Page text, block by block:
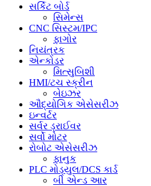
સર્કિટ બોર્ડ
સિમેન્સ
CNC સિસ્ટમ/IPC
ફાગોર
નિયંત્રક
એન્કોડર
મિત્સુબિશી
HMI/ટચ સ્ક્રીન
બેઇઝર
ઔદ્યોગિક એસેસરીઝ
ઇન્વર્ટર
સર્વર ડ્રાઈવર
સર્વો મોટર
રોબોટ એસેસરીઝ
ફાનુક
PLC મોડ્યુલ/DCS કાર્ડ
બી એન્ડ આર